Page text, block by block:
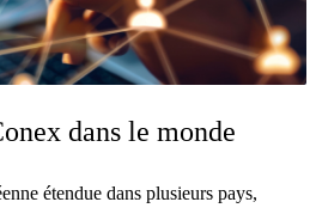
dans le monde
étendue dans plusieurs pays,